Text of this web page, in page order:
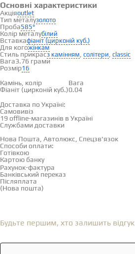
Основні характеристики
Акціяoutlet
Тип металузолото
Проба585°
Колір металубілий
Вставкафіаніт (цирконій куб.)
Для когожінкам
Стиль прикрасз камінням солітери classic
Вага3.76 грами
Розмір16
Вставки
Камінь, колір
Вага
Фіаніт (цирконій куб.)0.04
Доставка і оплата
Доставка по Україні:
Самовивіз
19 offline-магазинів в Україні
Службами доставки
Нова Пошта, Автолюкс, Спецзв'язок
Способи оплати:
Готівкою
Картою банку
Рахунок-фактура
Банківський переказ
Післяплата
(Нова пошта)
Будьте першим, хто залишить відгук